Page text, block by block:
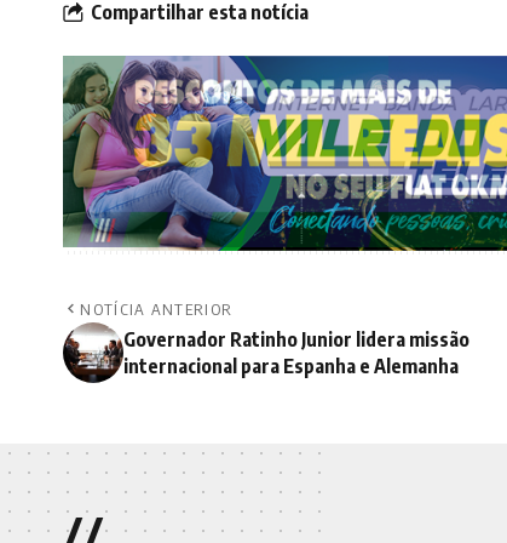
Compartilhar esta notícia
NOTÍCIA ANTERIOR
Governador Ratinho Junior lidera missão
internacional para Espanha e Alemanha